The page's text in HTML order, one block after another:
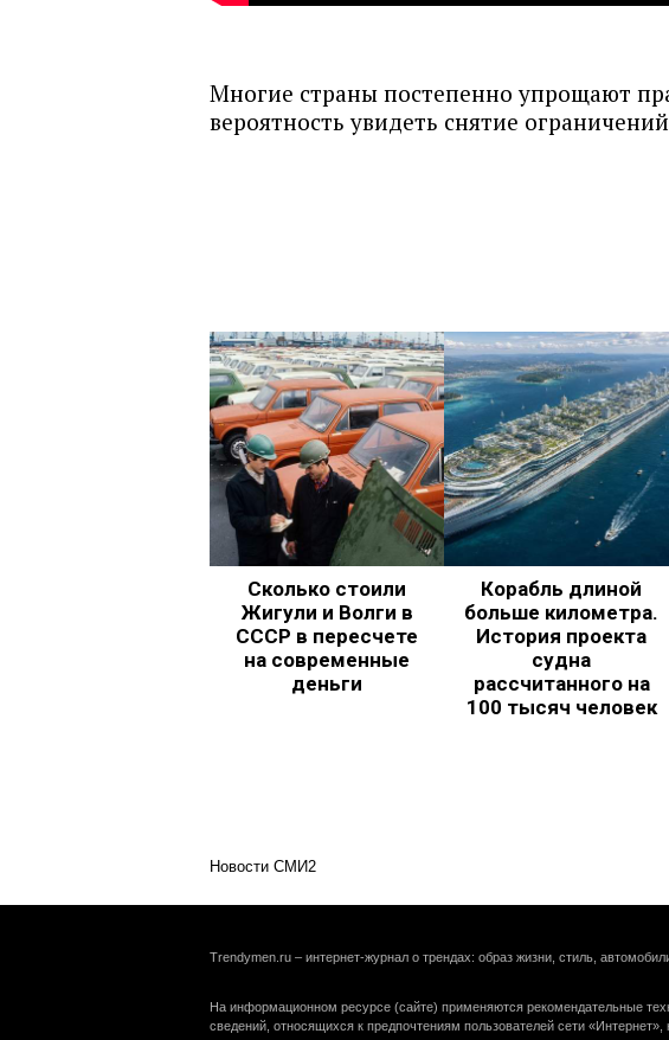
Многие страны постепенно упрощают
вероятность увидеть снятие
Сколько стоили
Жигули и Волги в
СССР в пересчете
на современные
деньги
Корабль длиной
больше километра.
История проекта
судна
рассчитанного на
100 тысяч человек
Новости СМИ2
Trendymen.ru – интернет-журнал о трендах: образ жизни, стиль,
На информационном ресурсе (сайте) применяются рекомендательные
сведений, относящихся к предпочтениям пользователей сети